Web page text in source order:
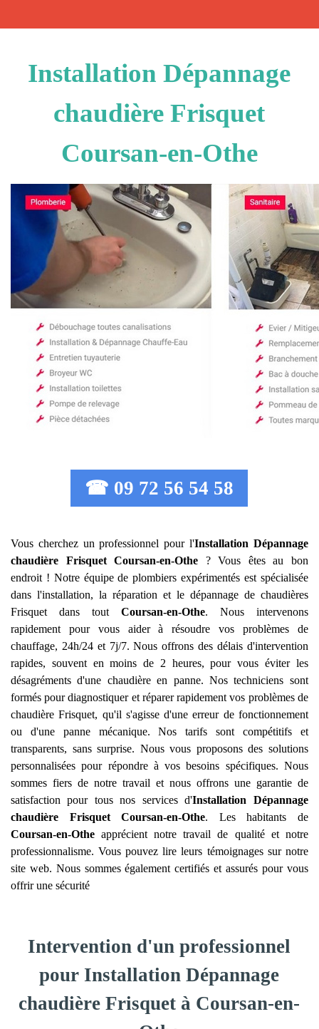
Installation Dépannage
chaudière Frisquet
Coursan-en-Othe
☎ 09 72 56 54 58
Vous cherchez un professionnel pour l'Installation Dépannage
chaudière Frisquet
Coursan-en-Othe ? Vous êtes au bon
endroit ! Notre équipe de plombiers expérimentés est spécialisée
dans l'installation, la réparation et le dépannage de chaudières
Frisquet dans tout Coursan-en-Othe. Nous intervenons
rapidement pour vous aider à résoudre vos problèmes de
chauffage, 24h/24 et 7j/7. Nous offrons des délais d'intervention
rapides, souvent en moins de 2 heures, pour vous éviter les
désagréments d'une chaudière en panne. Nos techniciens sont
formés pour diagnostiquer et réparer rapidement vos problèmes de
chaudière Frisquet, qu'il s'agisse d'une erreur de fonctionnement
ou d'une panne mécanique. Nos tarifs sont compétitifs et
transparents, sans surprise. Nous vous proposons des solutions
personnalisées pour répondre à vos besoins spécifiques. Nous
sommes fiers de notre travail et nous offrons une garantie de
satisfaction pour tous nos services d'Installation Dépannage
chaudière Frisquet
Coursan-en-Othe. Les habitants de
Coursan-en-Othe apprécient notre travail de qualité et notre
professionnalisme. Vous pouvez lire leurs témoignages sur notre
site web. Nous sommes également certifiés et assurés pour vous
offrir une sécurité
Intervention d'un professionnel
pour Installation Dépannage
chaudière Frisquet à Coursan-en-